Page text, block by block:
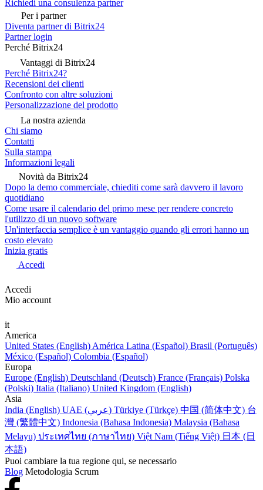
Richiedi una consulenza partner
Per i partner
Diventa partner di Bitrix24
Partner login
Perché Bitrix24
Vantaggi di Bitrix24
Perché Bitrix24?
Recensioni dei clienti
Confronto con altre soluzioni
Personalizzazione del prodotto
La nostra azienda
Chi siamo
Contatti
Sulla stampa
Informazioni legali
Novità da Bitrix24
Dopo la demo commerciale, chiediti come sarà davvero il lavoro
quotidiano
Come usare il calendario del primo mese per rendere concreto
l'utilizzo di un nuovo software
Un'interfaccia semplice è un vantaggio quando gli errori hanno un
costo elevato
Inizia gratis
Accedi
Accedi
Mio account
it
America
United States (English) América Latina (Español) Brasil (Português)
México (Español) Colombia (Español)
Europa
Europe (English) Deutschland (Deutsch) France (Français) Polska
(Polski) Italia (Italiano) United Kingdom (English)
Asia
India (English)
UAE (عربي) Türkiye (Türkçe) 中国 (简体中文) 台
灣 (繁體中文) Indonesia (Bahasa Indonesia) Malaysia (Bahasa
Melayu) ประเทศไทย (ภาษาไทย) Việt Nam (Tiếng Việt) 日本 (日
本語)
Puoi cambiare la tua regione qui, se necessario
Blog Metodologia Scrum